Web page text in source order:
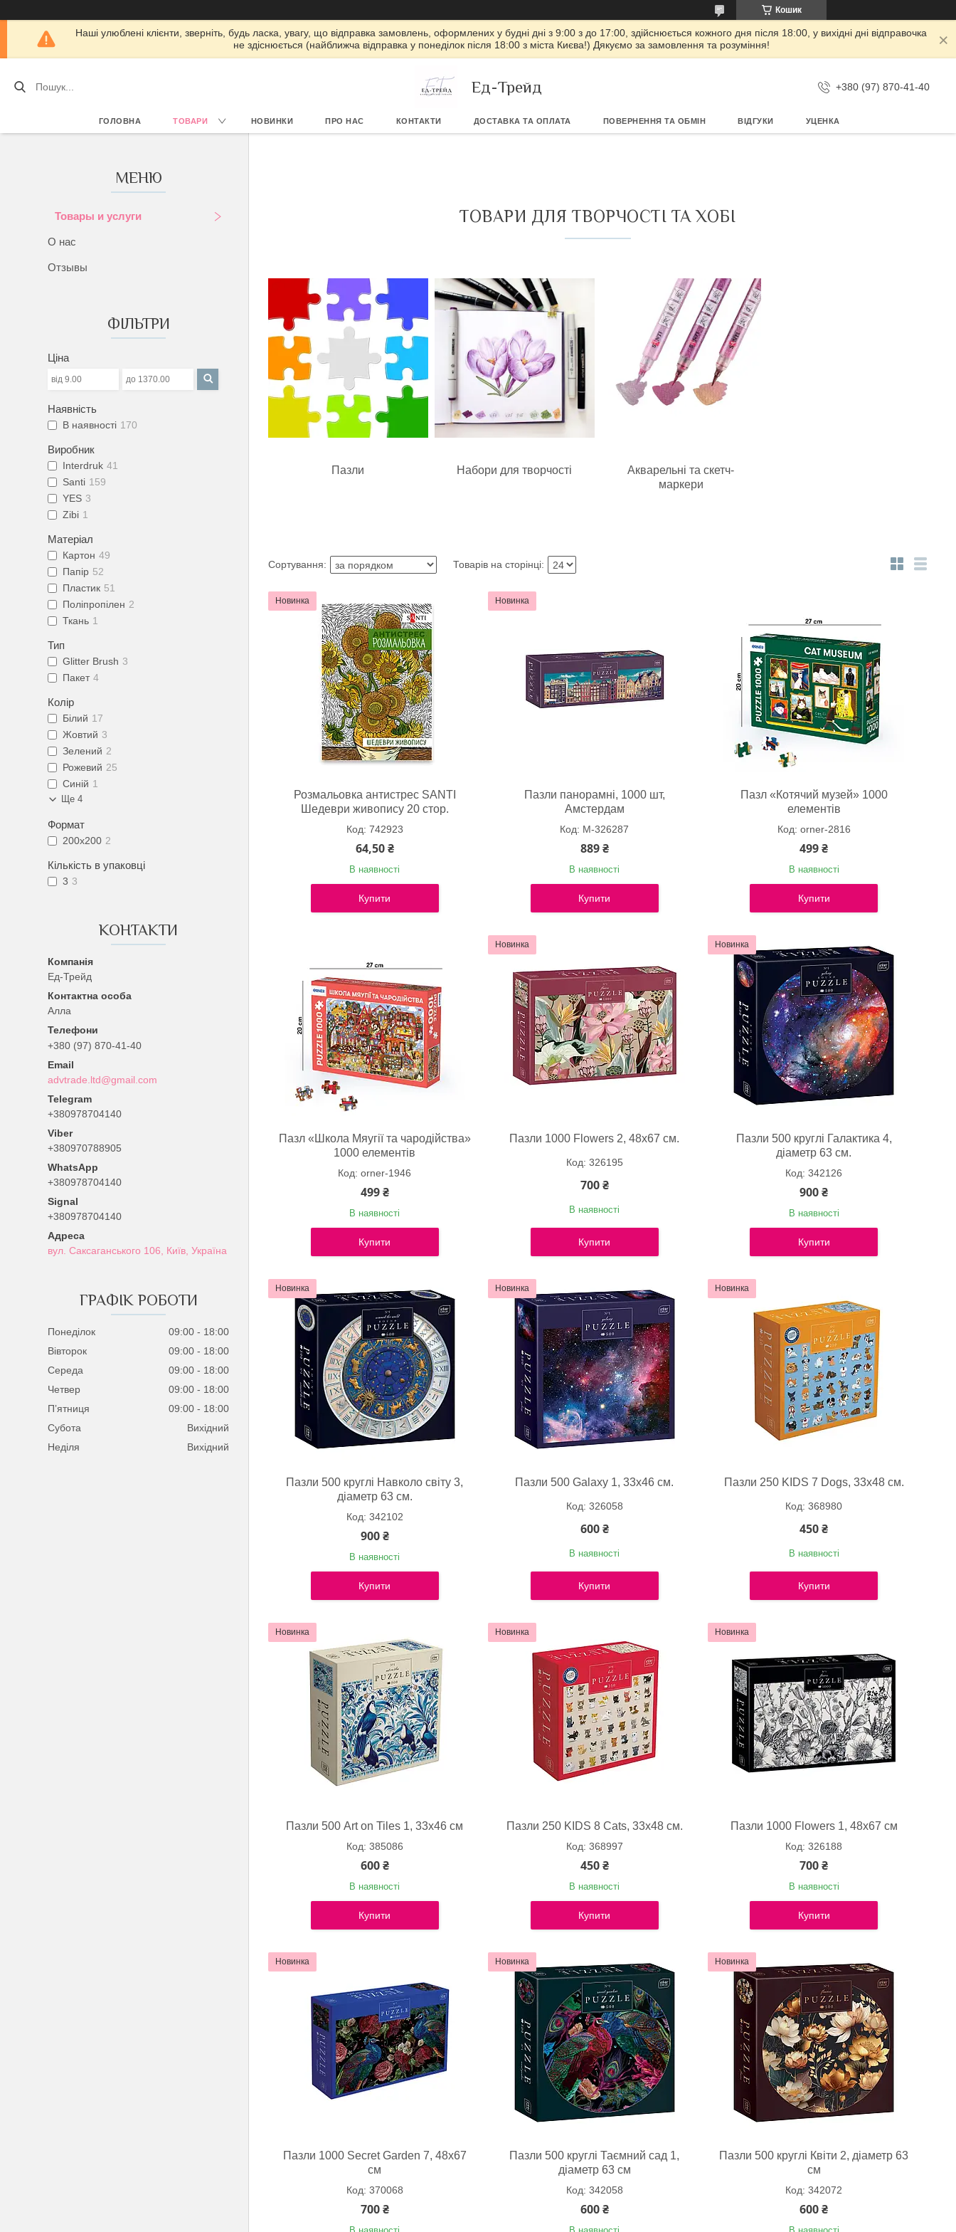
Кошик
Наші улюблені клієнти, зверніть, будь ласка, увагу, що відправка замовлень, оформлених у будні дні з 9:00 з до 17:00, здійснюється кожного дня після 18:00, у вихідні дні відправочка
не здіснюється (найближча відправка у понеділок після 18:00 з міста Києва!) Дякуємо за замовлення та розуміння!
Ед-Трейд +380 (97) 870-41-40
ГОЛОВНА ТОВАРИ НОВИНКИ ПРО НАС КОНТАКТИ ДОСТАВКА ТА ОПЛАТА ПОВЕРНЕННЯ ТА ОБМІН ВІДГУКИ УЦЕНКА
Товары и услуги
О нас
Отзывы
ФІЛЬТРИ
Ціна
Наявність
В наявності 170
Виробник
Interdruk 41
Santi 159
YES 3
Zibi 1
Матеріал
Картон 49
Папір 52
Пластик 51
Поліпропілен 2
Ткань 1
Тип
Glitter Brush 3
Пакет 4
Колір
Білий 17
Жовтий 3
Зелений 2
Рожевий 25
Синій 1
Ще 4
Формат
200х200 2
Кількість в упаковці
3 3
КОНТАКТИ
Ед-Трейд
Алла
+380 (97) 870-41-40
advtrade.ltd@gmail.com
+380978704140
+380970788905
+380978704140
Signal
+380978704140
вул. Саксаганського 106, Київ, Україна
ГРАФІК РОБОТИ
Понеділок 09:00
18:00
Вівторок
09:00
18:00
Середа
09:00
18:00
Четвер
09:00
18:00
Пʼятниця
09:00
18:00
Субота
Вихідний
Неділя
Вихідний
ТОВАРИ ДЛЯ ТВОРЧОСТІ ТА ХОБІ
Пазли Набори для творчості
Акварельні та скетч-
маркери
Новинка
Розмальовка антистрес SANTI
Шедеври живопису 20 стор.
742923
64,50 ₴
В наявності
Купити
Новинка
Пазли панорамні, 1000 шт,
Амстердам
М-326287
889 ₴
В наявності
Купити
Пазл «Котячий музей» 1000
елементів
orner-2816
499 ₴
В наявності
Купити
Пазл «Школа Мяугії та чародійства»
1000 елементів
orner-1946
499 ₴
В наявності
Купити
Новинка
Пазли 1000 Flowers 2, 48х67 см.
326195
700 ₴
В наявності
Купити
Новинка
Пазли 500 круглі Галактика 4,
діаметр 63 см.
342126
900 ₴
В наявності
Купити
Новинка
Пазли 500 круглі Навколо світу 3,
діаметр 63 см.
342102
900 ₴
В наявності
Купити
Новинка
Пазли 500 Galaxy 1, 33х46 см.
326058
600 ₴
В наявності
Купити
Новинка
Пазли 250 KIDS 7 Dogs, 33х48 см.
368980
450 ₴
В наявності
Купити
Новинка
Пазли 500 Art on Tiles 1, 33х46 см
385086
600 ₴
В наявності
Купити
Новинка
Пазли 250 KIDS 8 Cats, 33х48 см.
368997
450 ₴
В наявності
Купити
Новинка
Пазли 1000 Flowers 1, 48х67 см
326188
700 ₴
В наявності
Купити
Новинка
Пазли 1000 Secret Garden 7, 48х67
см
370068
700 ₴
Новинка
Пазли 500 круглі Таємний сад 1,
діаметр 63 см
342058
600 ₴
Новинка
Пазли 500 круглі Квіти 2, діаметр 63
см
342072
600 ₴